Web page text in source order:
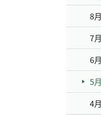
8月
7月
6月
5月
4月